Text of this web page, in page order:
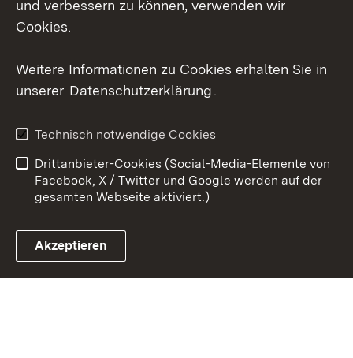
Youtube
Link zum Landesportal
Kontakt
Datenschutz
Barrierefreiheit
Impressum Cookies
und verbessern zu können, verwenden wir
Cookies.
Weitere Informationen zu Cookies erhalten Sie in
unserer Datenschutzerklärung.
Technisch notwendige Cookies
Drittanbieter-Cookies (Social-Media-Elemente von
Facebook, X / Twitter und Google werden auf der
gesamten Webseite aktiviert.)
Akzeptieren